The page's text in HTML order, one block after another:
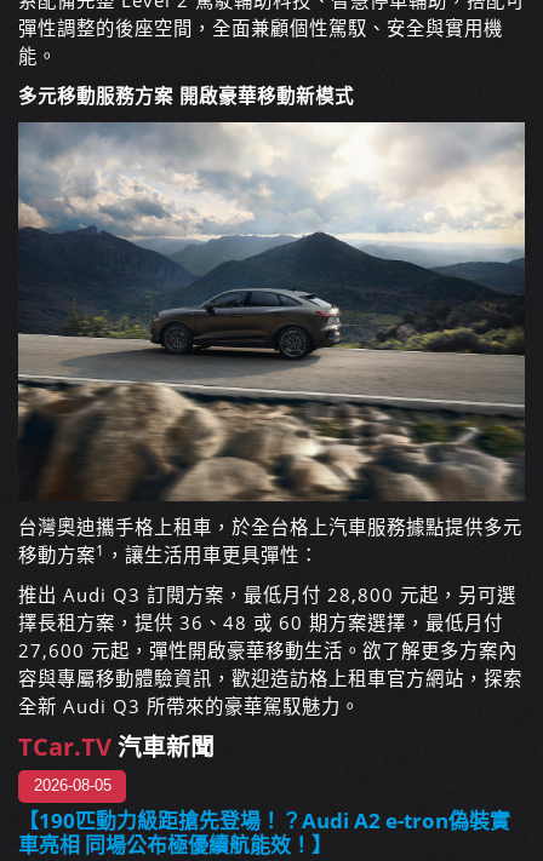
彈性調整的後座空間，全面兼顧個性駕馭、安全與實用機
能。
多元移動服務方案 開啟豪華移動新模式
台灣奧迪攜手格上租車，於全台格上汽車服務據點提供多元
移動方案1 ，讓生活用車更具彈性：
推出 Audi Q3 訂閱方案，最低月付 28,800 元起，另可選
擇長租方案，提供 36、48 或 60 期方案選擇，最低月付
27,600 元起，彈性開啟豪華移動生活。欲了解更多方案內
容與專屬移動體驗資訊，歡迎造訪格上租車官方網站，探索
全新 Audi Q3 所帶來的豪華駕馭魅力。
TCar.TV汽車新聞
2026-08-05
【190匹動力級距搶先登場！？Audi A2 e-tron偽裝實
車亮相 同場公布極優續航能效！】